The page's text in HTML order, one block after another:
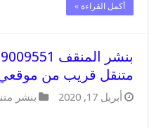
أكمل القراءة »
متنقل قريب من
أبريل 17, 2020 بنشر